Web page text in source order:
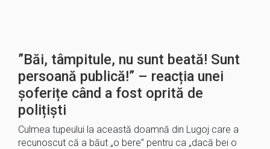
”Băi, tâmpitule, nu sunt beată! Sunt
persoană publică!” – reacția unei
șoferițe când a fost oprită de
polițiști
Culmea tupeului la această doamnă din Lugoj care a
recunoscut că a băut „o bere” pentru ca „dacă bei o